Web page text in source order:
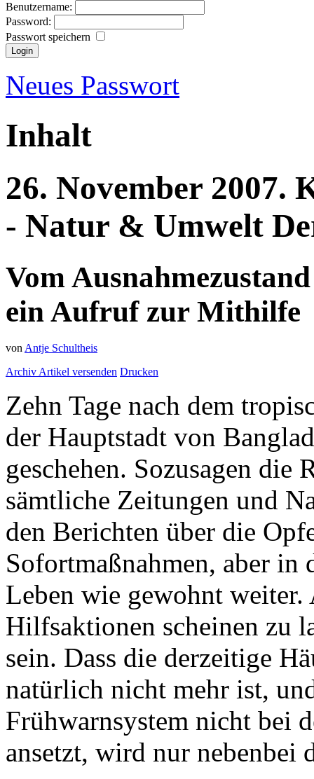
Benutzername:
Password:
Passwort speichern
Neues Passwort
Inhalt
26. November 2007.
- Natur & Umwelt
Vom
ein Aufruf zur Mithilfe
vonAntje Schultheis
ArchivArtikel versenden Drucken
Zehn Tage nach dem
der Hauptstadt von
geschehen. Sozusagen die
sämtliche Zeitungen und
den Berichten über die
Sofortmaßnahmen, aber in
Leben wie gewohnt
Hilfsaktionen scheinen zu
sein. Dass die derzeitige
natürlich nicht mehr ist,
Frühwarnsystem nicht bei
ansetzt, wird nur nebenbei